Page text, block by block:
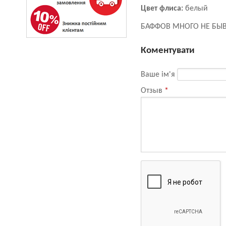
Цвет флиса:белый
БАФФОВ МНОГО НЕ
Коментувати
Ваше ім'я
Отзыв *